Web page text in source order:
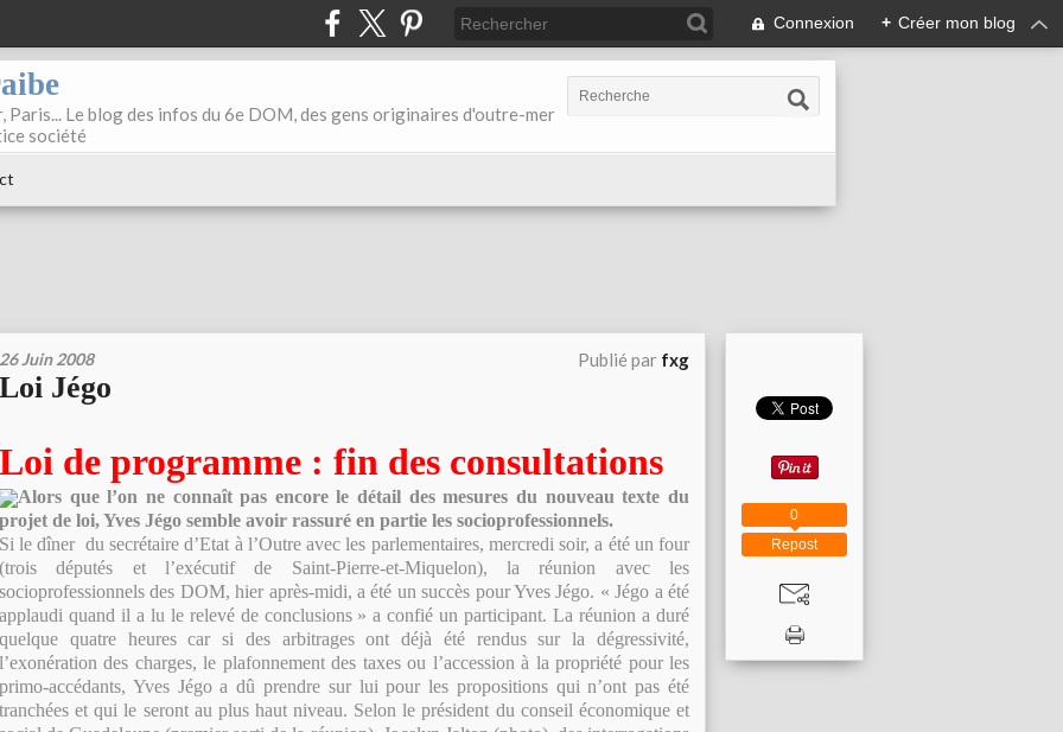
Connexion + Créer mon blog
Paris... Le blog des infos du 6e DOM, des gens originaires d'outre-mer
société
26 Juin 2008 Publié par fxg
Loi Jégo
Loi de programme : fin des consultations
Alors que l’on ne connaît pas encore le détail des mesures du nouveau texte du
projet de loi, Yves Jégo semble avoir rassuré en partie les socioprofessionnels.
Si le dîner du secrétaire d’Etat à l’Outre avec les parlementaires, mercredi soir, a été un four
(trois députés et l’exécutif de Saint-Pierre-et-Miquelon), la réunion avec les
socioprofessionnels des DOM, hier après-midi, a été un succès pour Yves Jégo. « Jégo a été
applaudi quand il a lu le relevé de conclusions » a confié un participant. La réunion a duré
quelque quatre heures car si des arbitrages ont déjà été rendus sur la dégressivité,
l’exonération des charges, le plafonnement des taxes ou l’accession à la propriété pour les
primo-accédants, Yves Jégo a dû prendre sur lui pour les propositions qui n’ont pas été
tranchées et qui le seront au plus haut niveau. Selon le président du conseil économique et
Repost
0